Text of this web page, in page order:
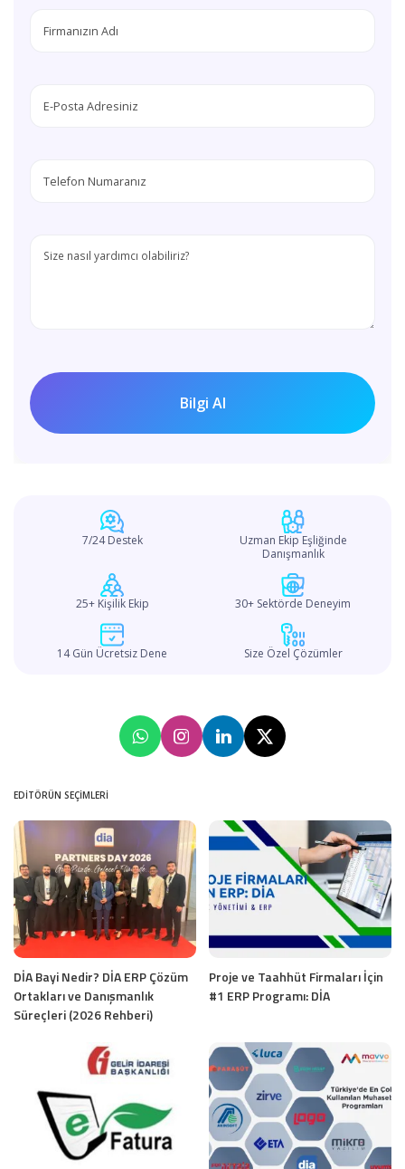
7/24 Destek
Uzman Ekip Eşliğinde
Danışmanlık
25+ Kişilik Ekip 30+ Sektörde Deneyim
14 Gün Ücretsiz Dene Size Özel Çözümler
EDITÖRÜN SEÇIMLERI
DİA Bayi Nedir? DİA ERP Çözüm
Ortakları ve Danışmanlık
Süreçleri (2026 Rehberi)
Proje ve Taahhüt Firmaları İçin
#1 ERP Programı: DİA